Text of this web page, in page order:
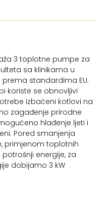
3 toplotne pumpe za
sa klinikama u
prema standardima EU.
koriste se obnovljivi
izbačeni kotlovi na
zagađenje prirodne
hlađenje ljeti i
Pored smanjenja
primjenom toplotnih
energije, za
dobijamo 3 kW